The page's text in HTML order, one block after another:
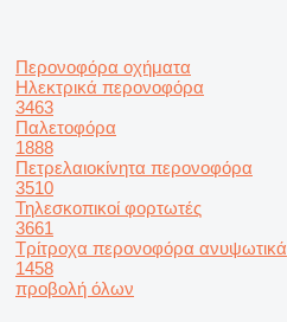
Περονοφόρα οχήματα
Ηλεκτρικά περονοφόρα
3463
Παλετοφόρα
1888
Πετρελαιοκίνητα περονοφόρα
3510
Τηλεσκοπικοί φορτωτές
3661
Τρίτροχα περονοφόρα ανυψωτικά
1458
προβολή όλων